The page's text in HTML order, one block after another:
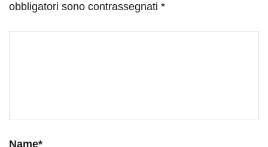
obbligatori sono contrassegnati *
Name*